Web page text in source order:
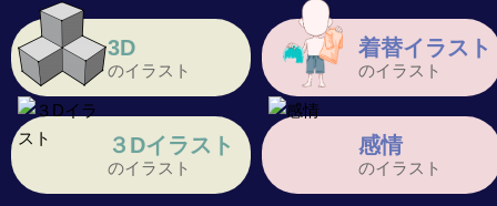
3D
のイラスト
着替イラスト
のイラスト
３Dイラスト
のイラスト
感情
のイラスト